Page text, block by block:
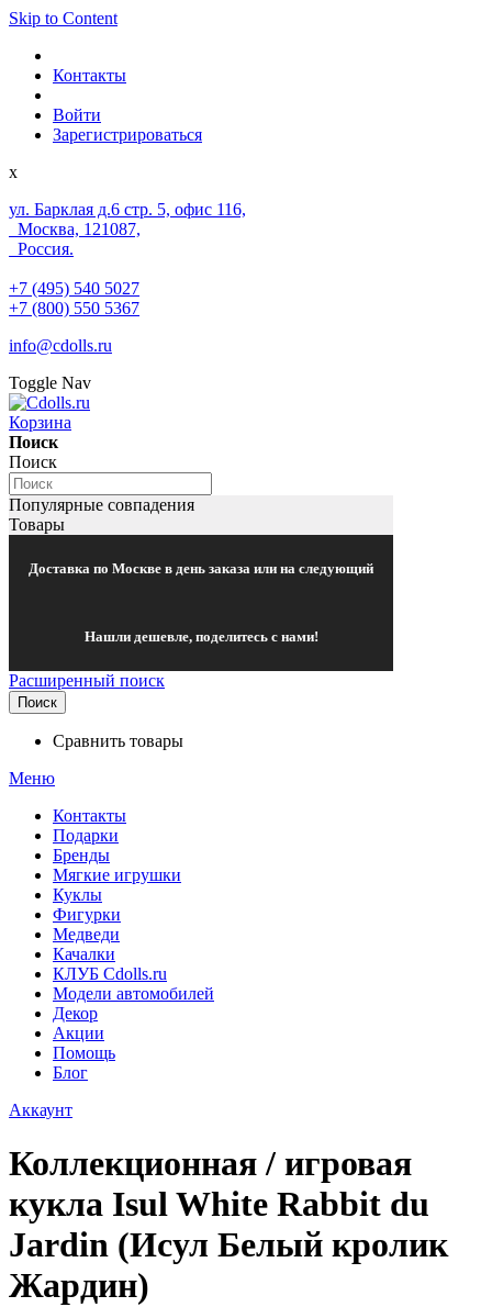
Skip to Content
Контакты
Войти
Зарегистрироваться
x
ул. Барклая д.6 стр. 5, офис 116,
Москва, 121087,
Россия.
+7 (495) 540 5027
+7 (800) 550 5367
info@cdolls.ru
Toggle Nav
Корзина
Поиск
Поиск
Популярные совпадения
Товары
Доставка по Москве в день заказа или на следующий
Нашли дешевле, поделитесь с нами!
Расширенный поиск
Поиск
Сравнить товары
Меню
Контакты
Подарки
Бренды
Мягкие игрушки
Куклы
Фигурки
Медведи
Качалки
КЛУБ Cdolls.ru
Модели автомобилей
Декор
Акции
Помощь
Блог
Аккаунт
Коллекционная / игровая
кукла Isul White Rabbit du
Jardin (Исул Белый кролик
Жардин)